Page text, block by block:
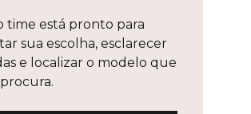
time está pronto para
sua escolha, esclarecer
e localizar o modelo que